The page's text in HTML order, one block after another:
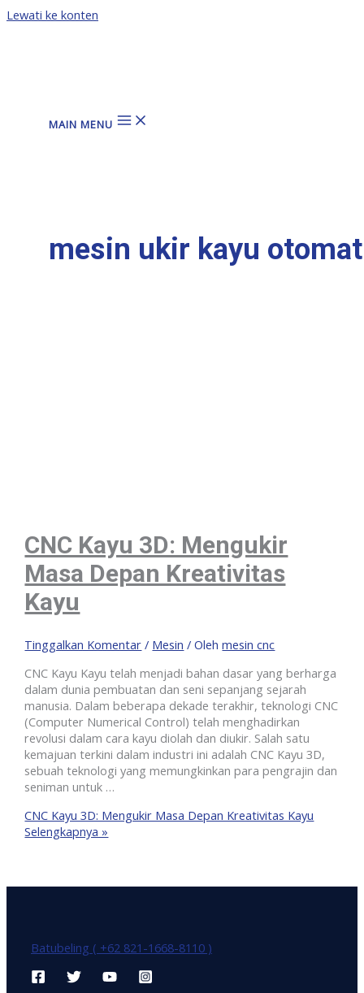
Lewati ke konten
MAIN MENU
mesin ukir kayu
CNC Kayu 3D: Mengukir
Masa Depan Kreativitas
Kayu
Tinggalkan Komentar / Mesin / Olehmesin cnc
CNC Kayu Kayu telah menjadi bahan dasar yang berharga
dalam dunia pembuatan dan seni sepanjang sejarah
manusia. Dalam beberapa dekade terakhir, teknologi CNC
(Computer Numerical Control) telah menghadirkan
revolusi dalam cara kayu diolah dan diukir. Salah satu
kemajuan terkini dalam industri ini adalah CNC Kayu 3D,
sebuah teknologi yang memungkinkan para pengrajin dan
seniman untuk …
CNC Kayu 3D: Mengukir Masa Depan Kreativitas Kayu
Selengkapnya »
Batubeling ( +62 821-1668-8110 )